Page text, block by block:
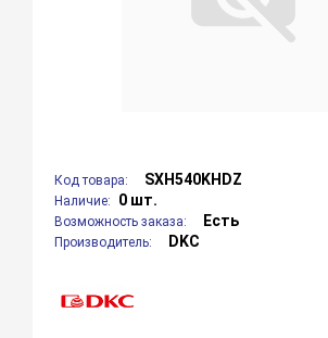
Код товара: SXH540KHDZ
Наличие: 0 шт.
Возможность заказа: Есть
Производитель: DKC